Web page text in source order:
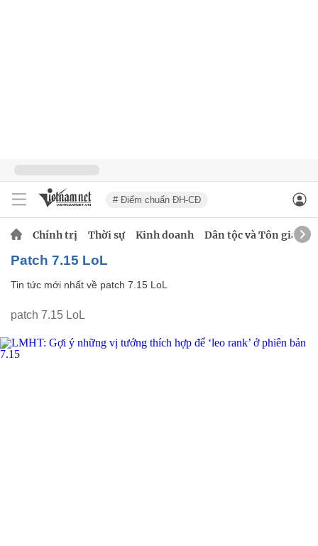
# Điểm chuẩn ĐH-CĐ
Chính trị Thời sự Kinh doanh Dân tộc và Tôn giáo
patch 7.15 LoL
Tin tức mới nhất về patch 7.15 LoL
patch 7.15 LoL